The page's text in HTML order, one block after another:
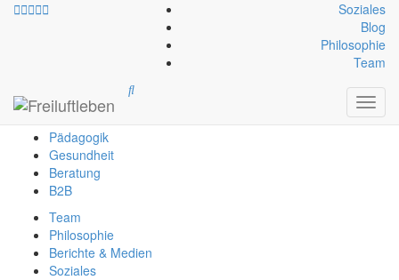
Soziales
Blog
Philosophie
Team
info@freiluftleben.at +43 664 64 664 23
Freiluftleben
Pädagogik
Gesundheit
Beratung
B2B
Team
Philosophie
Berichte & Medien
Soziales